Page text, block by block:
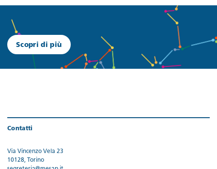
Scopri di più
Contatti
Via Vincenzo Vela 23
10128, Torino